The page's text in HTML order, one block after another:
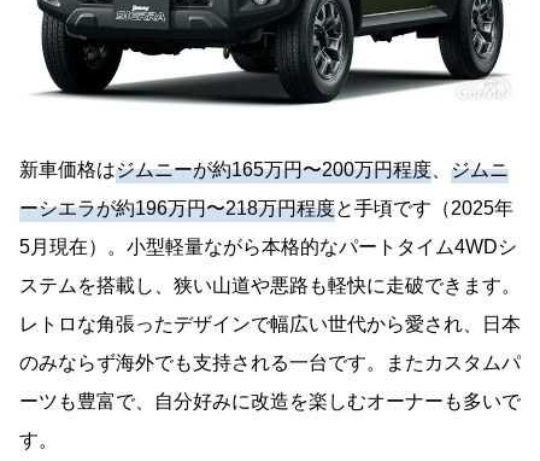
新車価格はジムニーが約165万円〜200万円程度
ジムニ
ーシエラが約196万円〜218万円程度と手頃です（2025年
5月現在）。小型軽量ながら本格的なパートタイム4WDシ
ステムを搭載し、狭い山道や悪路も軽快に走破できます。
レトロな角張ったデザインで幅広い世代から愛され、日本
のみならず海外でも支持される一台です。またカスタムパ
ーツも豊富で、自分好みに改造を楽しむオーナーも多いで
す。